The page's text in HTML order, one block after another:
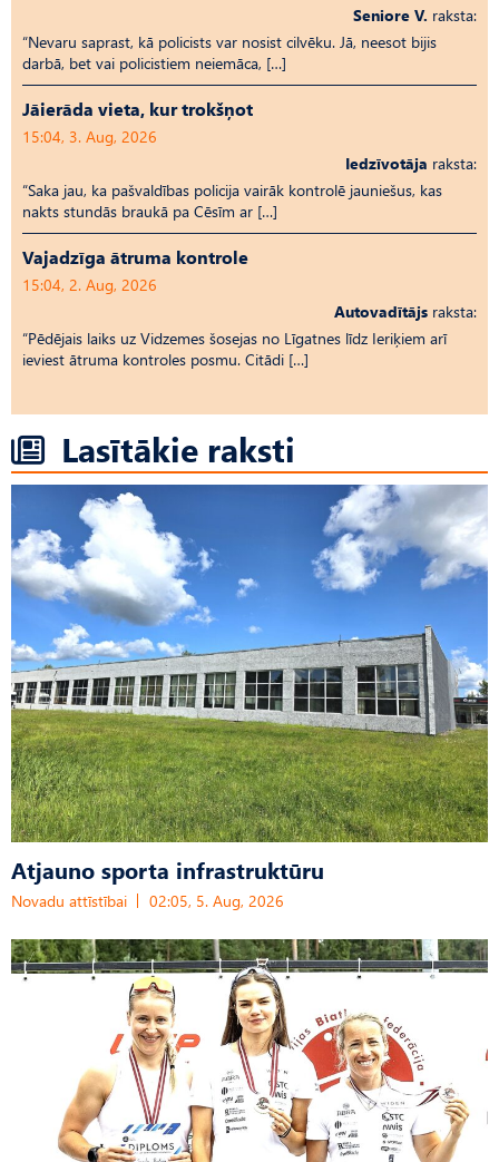
Seniore V. raksta:
“Nevaru saprast, kā policists var nosist cilvēku. Jā, neesot bijis
darbā, bet vai policistiem neiemāca, […]
Jāierāda vieta, kur trokšņot
15:04, 3. Aug, 2026
Iedzīvotāja raksta:
“Saka jau, ka pašvaldības policija vairāk kontrolē jauniešus, kas
nakts stundās braukā pa Cēsīm ar […]
Vajadzīga ātruma kontrole
15:04, 2. Aug, 2026
Autovadītājs raksta:
“Pēdējais laiks uz Vid­ze­mes šosejas no Līgatnes līdz Ieriķiem arī
ieviest ātruma kontroles posmu. Citādi […]
Lasītākie raksti
Atjauno sporta infrastruktūru
Novadu attīstībai 02:05, 5. Aug, 2026